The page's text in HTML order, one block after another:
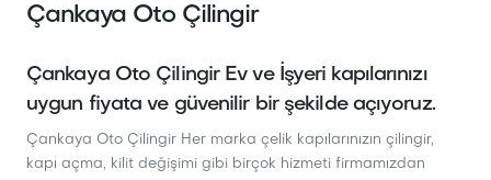
Çankaya Oto Çilingir
Çankaya Oto Çilingir Ev ve İşyeri kapılarınızı
uygun fiyata ve güvenilir bir şekilde açıyoruz.
Çankaya Oto Çilingir Her marka çelik kapılarınızın çilingir,
kapı açma, kilit değişimi gibi birçok hizmeti firmamızdan